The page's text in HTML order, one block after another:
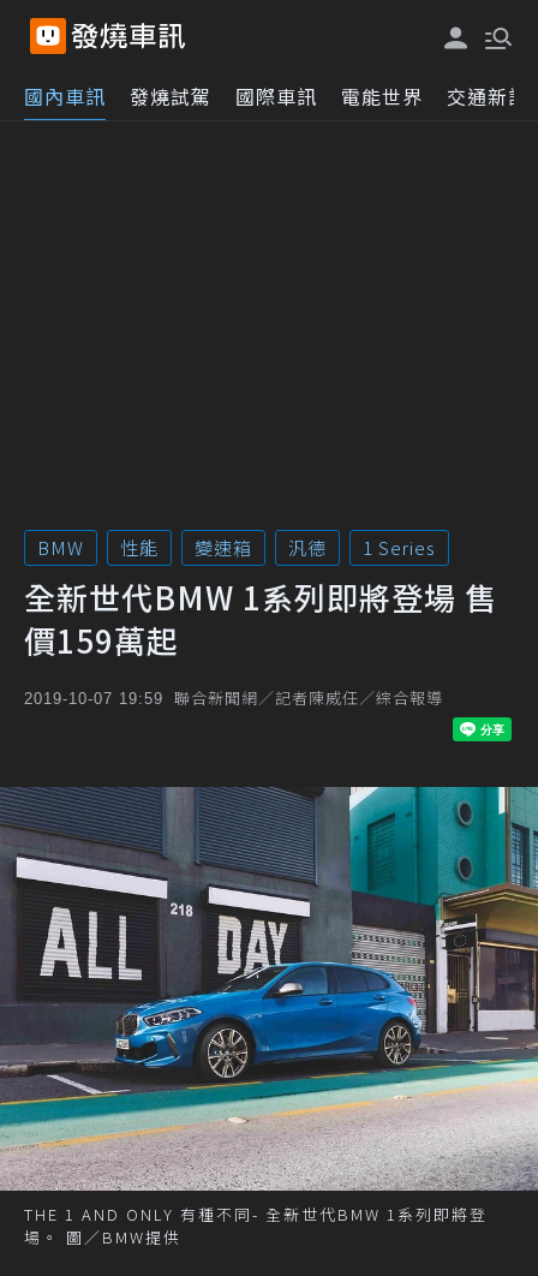
國內車訊 發燒試駕 國際車訊 電能世界 交通新訊
BMW 性能 變速箱 汎德 1 Series
全新世代BMW 1系列即將登場 售
價159萬起
2019-10-07 19:59 聯合新聞網／記者陳威任／綜合報導
THE 1 AND ONLY 有種不同- 全新世代BMW 1系列即將登
場。 圖／BMW提供